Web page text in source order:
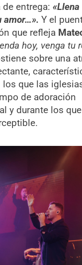
de entrega:
amor…». Y el
que refleja
hoy, venga tu
sobre una
que las
de adoración
y durante los